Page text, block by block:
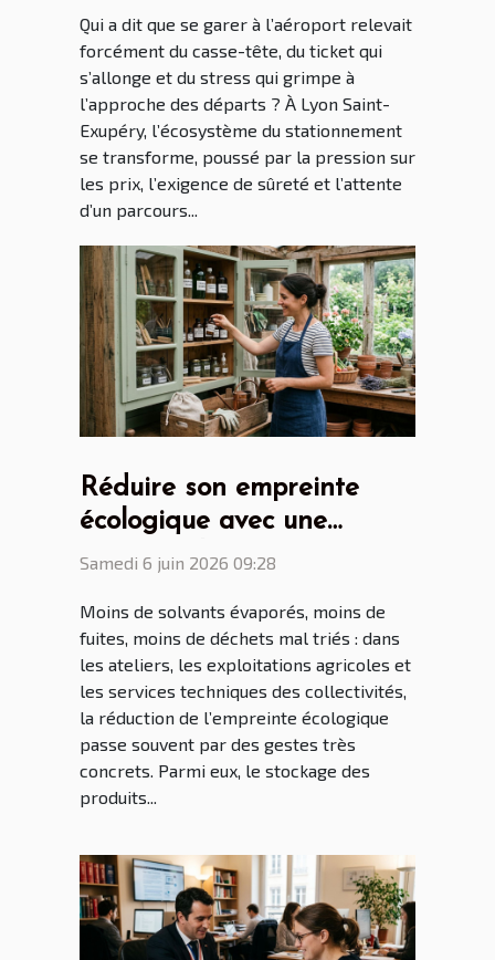
Qui a dit que se garer à l’aéroport relevait
forcément du casse-tête, du ticket qui
s’allonge et du stress qui grimpe à
l’approche des départs ? À Lyon Saint-
Exupéry, l’écosystème du stationnement
se transforme, poussé par la pression sur
les prix, l’exigence de sûreté et l’attente
d’un parcours...
Réduire son empreinte
écologique avec une
armoire phytosanitaire
Samedi 6 juin 2026 09:28
Moins de solvants évaporés, moins de
fuites, moins de déchets mal triés : dans
les ateliers, les exploitations agricoles et
les services techniques des collectivités,
la réduction de l’empreinte écologique
passe souvent par des gestes très
concrets. Parmi eux, le stockage des
produits...